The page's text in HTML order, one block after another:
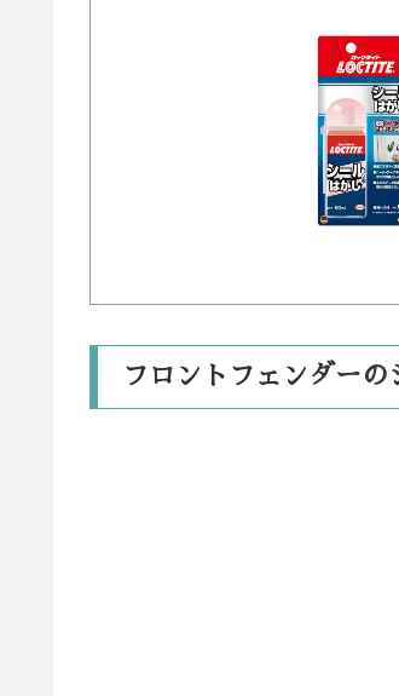
フロントフェンダーの